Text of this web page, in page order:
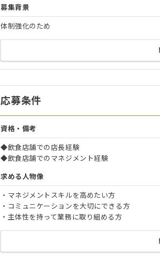
募集背景
体制強化のため
応募条件
資格・備考
◆飲食店舗での店長経験
◆飲食店舗でのマネジメント経験
求める人物像
・マネジメントスキルを高めたい方
・コミュニケーションを大切にできる方
・主体性を持って業務に取り組める方